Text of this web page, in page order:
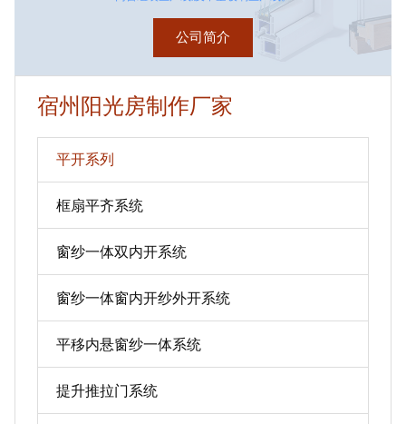
公司简介
宿州阳光房制作厂家
平开系列
框扇平齐系统
窗纱一体双内开系统
窗纱一体窗内开纱外开系统
平移内悬窗纱一体系统
提升推拉门系统